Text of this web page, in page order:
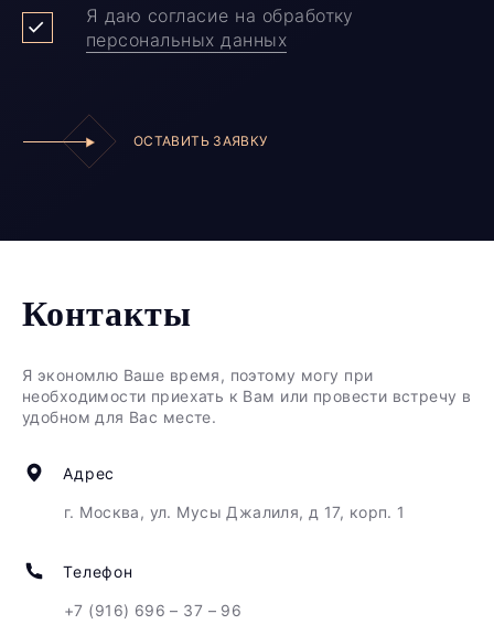
Я даю согласие на обработку
персональных данных
ОСТАВИТЬ ЗАЯВКУ
Контакты
Я экономлю Ваше время, поэтому могу при
необходимости приехать к Вам или провести встречу в
удобном для Вас месте.
Адрес
г. Москва, ул. Мусы Джалиля, д 17, корп. 1
Телефон
+7 (916) 696 – 37 – 96